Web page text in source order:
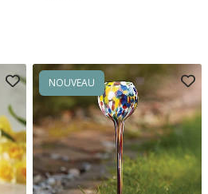
NOUVEAU